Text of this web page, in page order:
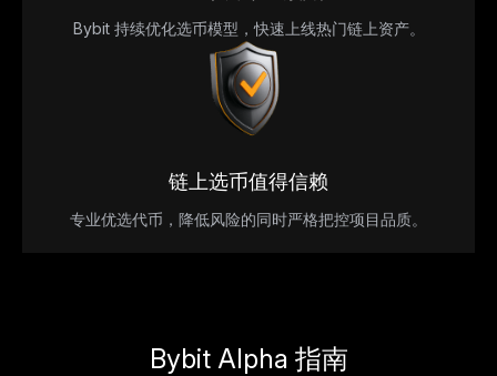
Bybit 持续优化选币模型，快速上线热门链上资产。
链上选币值得信赖
专业优选代币，降低风险的同时严格把控项目品质。
Bybit Alpha 指南